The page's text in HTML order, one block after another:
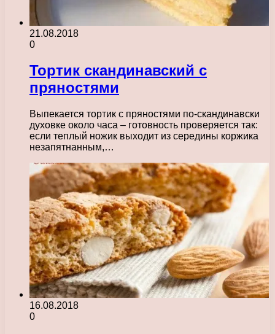
21.08.2018
0
Тортик скандинавский с
пряностями
Выпекается тортик с пряностями по-скандинавски
духовке около часа – готовность проверяется так:
если теплый ножик выходит из середины коржика
незапятнанным,…
16.08.2018
0